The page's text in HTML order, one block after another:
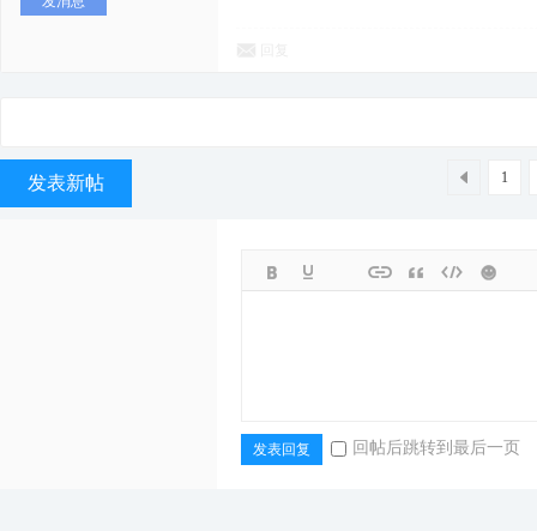
1
发表新帖
发表回复 回帖后跳转到最后一页